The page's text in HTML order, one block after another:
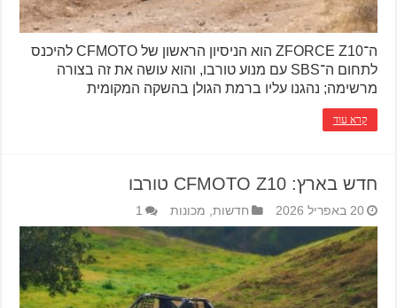
ה־ZFORCE Z10 הוא הניסיון הראשון של CFMOTO להיכנס
לתחום ה־SBS עם מנוע טורבו, והוא עושה את זה בצורה
מרשימה; נהגנו עליו ברמת הגולן בהשקה המקומית
קרא עוד
חדש בארץ: CFMOTO Z10 טורבו
20 באפריל 2026 חדשות, מכונות 1